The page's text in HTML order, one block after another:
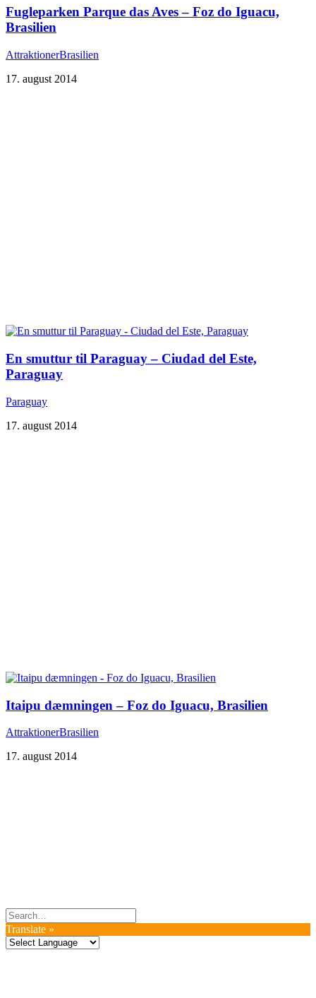
Fugleparken Parque das Aves – Foz do Iguacu,
Brasilien
AttraktionerBrasilien
17. august 2014
En smuttur til Paraguay – Ciudad del Este,
Paraguay
Paraguay
17. august 2014
Itaipu dæmningen – Foz do Iguacu, Brasilien
AttraktionerBrasilien
17. august 2014
Translate »